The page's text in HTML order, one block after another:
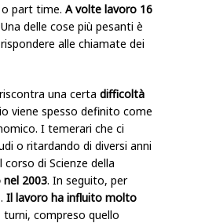
part time. A volte lavoro 16
delle cose più pesanti è
alle chiamate dei
una certa difficoltà
viene spesso definito come
I temerari che ci
o ritardando di diversi anni
di Scienze della
2003. In seguito, per
Il lavoro ha influito molto
compreso quello